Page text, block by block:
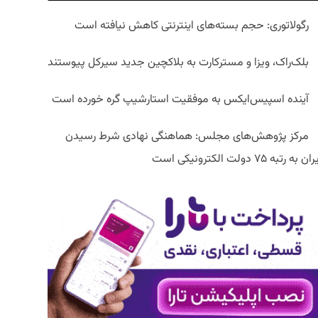
رگولاتوری: حجم بسته‌های اینترنتی کاهش نیافته است
بلک‌راک، ویزا و مسترکارت به بلاکچین جدید سیرکل پیوستند
آینده اسپیس‌ایکس به موفقیت استارشیپ گره خورده است
مرکز پژوهش‌های مجلس: هماهنگی نهادی شرط رسیدن
به رتبه ۷۵ دولت الکترونیکی است